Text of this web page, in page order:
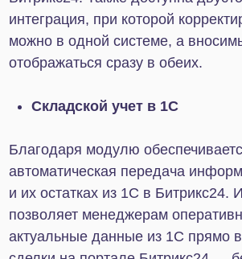
можно реализовать уникальные сценарии
данными между системами и синхронизировать
Битрикс24 любые конфигурации 1С, в том числе
те, которые не поддерживает «Коннектор к 1С».
поддерживаемых «Коннектором к 1С» или вам
требуется уникальная интеграция Битрикс24 и 1С
реализуем для вас индивидуальное решение.
Интернет-магазины